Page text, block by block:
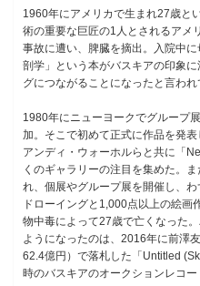
1960年にアメリカで生まれ27歳と
術の重要な巨匠の1人とされるアメ
事故に遭い、脾臓を摘出。入院中
剖学」という本がバスキアの印象
グにつながることになったと言われ
1980年にニューヨークでグループ
加。そこで初めて正式に作品を発
アンディ・ウォーホルらと共に「
くのギャラリーの注目を集めた。
れ、個展やグループ展を開催し、
ドローイングと1,000点以上の絵
物中毒によって27歳で亡くなった
ようになったのは、2016年に前澤
62.4億円）で落札した「Untitled
時のバスキアのオークションレコー